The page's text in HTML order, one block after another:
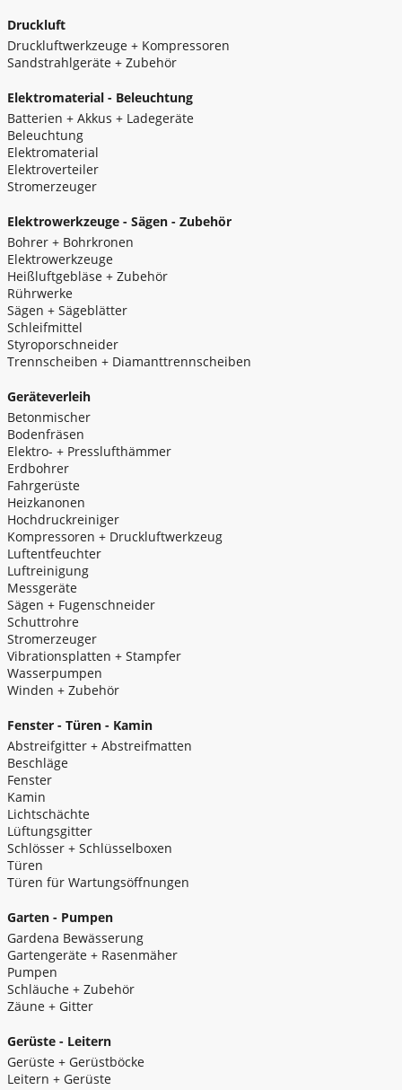
Druckluft
Druckluftwerkzeuge + Kompressoren
Sandstrahlgeräte + Zubehör
Elektromaterial - Beleuchtung
Batterien + Akkus + Ladegeräte
Beleuchtung
Elektromaterial
Elektroverteiler
Stromerzeuger
Elektrowerkzeuge - Sägen - Zubehör
Bohrer + Bohrkronen
Elektrowerkzeuge
Heißluftgebläse + Zubehör
Rührwerke
Sägen + Sägeblätter
Schleifmittel
Styroporschneider
Trennscheiben + Diamanttrennscheiben
Geräteverleih
Betonmischer
Bodenfräsen
Elektro- + Presslufthämmer
Erdbohrer
Fahrgerüste
Heizkanonen
Hochdruckreiniger
Kompressoren + Druckluftwerkzeug
Luftentfeuchter
Luftreinigung
Messgeräte
Sägen + Fugenschneider
Schuttrohre
Stromerzeuger
Vibrationsplatten + Stampfer
Wasserpumpen
Winden + Zubehör
Fenster - Türen - Kamin
Abstreifgitter + Abstreifmatten
Beschläge
Fenster
Kamin
Lichtschächte
Lüftungsgitter
Schlösser + Schlüsselboxen
Türen
Türen für Wartungsöffnungen
Garten - Pumpen
Gardena Bewässerung
Gartengeräte + Rasenmäher
Pumpen
Schläuche + Zubehör
Zäune + Gitter
Gerüste - Leitern
Gerüste + Gerüstböcke
Leitern + Gerüste